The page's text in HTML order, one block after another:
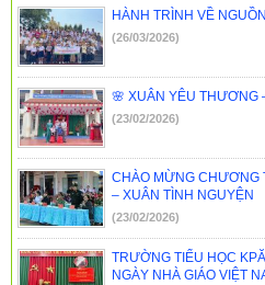
Công văn Số 942/SGDĐT-GDTX-
khai công tác xét tuyển ĐH, CĐSP,
Quy định thực hiện quy định liên
Lắk(29/06/2018)
Hướng dẫn công tác tuyển sinh đại
cao đẳng, tuyển sinh trung cấp nhóm
quy năm 2018 (16/04/2018)
HÀNH TRÌNH VỀ
(26/03/2026)
🌸 XUÂN YÊU THƯƠNG
(23/02/2026)
CHÀO MỪNG CHƯƠNG
– XUÂN TÌNH NGUYỆN
(23/02/2026)
TRƯỜNG TIỂU HỌC
NGÀY NHÀ GIÁO VIỆT